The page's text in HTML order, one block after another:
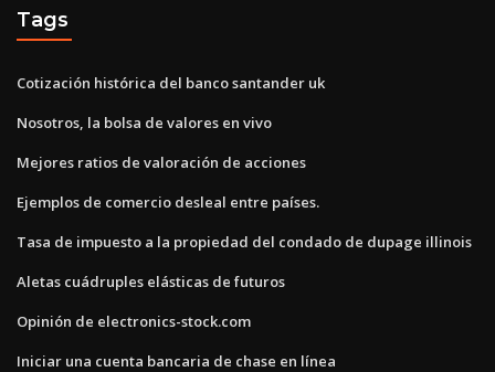
Tags
Cotización histórica del banco santander uk
Nosotros, la bolsa de valores en vivo
Mejores ratios de valoración de acciones
Ejemplos de comercio desleal entre países.
Tasa de impuesto a la propiedad del condado de dupage illinois
Aletas cuádruples elásticas de futuros
Opinión de electronics-stock.com
Iniciar una cuenta bancaria de chase en línea